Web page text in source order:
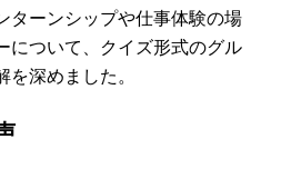
ターンシップや仕事体験の場
について、クイズ形式のグル
深めました。